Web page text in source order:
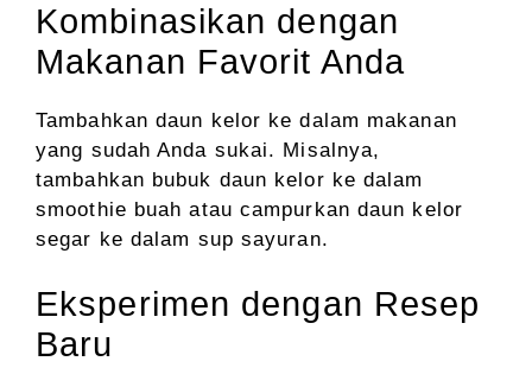
Kombinasikan dengan
Makanan Favorit Anda
Tambahkan daun kelor ke dalam makanan
yang sudah Anda sukai. Misalnya,
tambahkan bubuk daun kelor ke dalam
smoothie buah atau campurkan daun kelor
segar ke dalam sup sayuran.
Eksperimen dengan Resep
Baru